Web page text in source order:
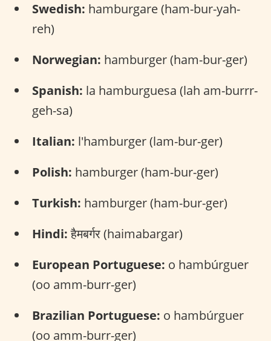
Swedish: hamburgare (ham-bur-yah-
reh)
Norwegian: hamburger (ham-bur-ger)
Spanish: la hamburguesa (lah am-burrr-
geh-sa)
Italian: l'hamburger (lam-bur-ger)
Polish: hamburger (ham-bur-ger)
Turkish: hamburger (ham-bur-ger)
Hindi:हैमबर्गर (haimabargar)
European Portuguese: o hambúrguer
(oo amm-burr-ger)
Brazilian Portuguese: o hambúrguer
(oo amm-burr-ger)